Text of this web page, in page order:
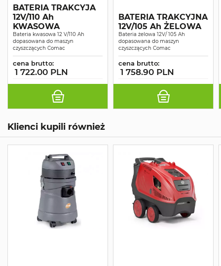
BATERIA TRAKCYJA
12V/110 Ah
KWASOWA
Bateria kwasowa 12 V/110 Ah
dopasowana do maszyn
czyszczących Comac
cena brutto:
1 722.00 PLN
BATERIA TRAKCYJNA
12V/105 Ah ŻELOWA
Bateria żelowa 12V/ 105 Ah
dopasowana do maszyn
czyszczących Comac
cena brutto:
1 758.90 PLN
Klienci kupili również